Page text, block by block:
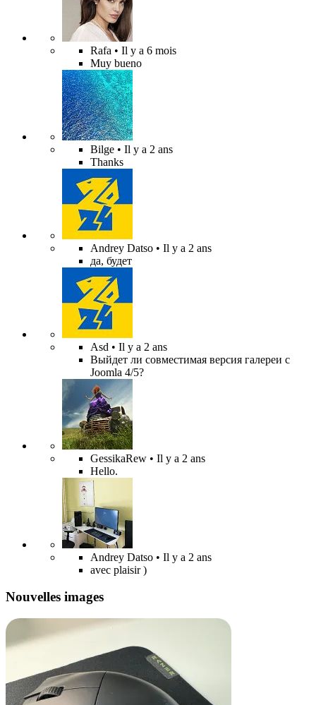
Rafa • Il y a 6 mois
Muy bueno
Bilge • Il y a 2 ans
Thanks
Andrey Datso • Il y a 2 ans
да, будет
Asd • Il y a 2 ans
Выйдет ли совместимая версия галереи с
Joomla 4/5?
GessikaRew • Il y a 2 ans
Hello.
Andrey Datso • Il y a 2 ans
avec plaisir )
Nouvelles images